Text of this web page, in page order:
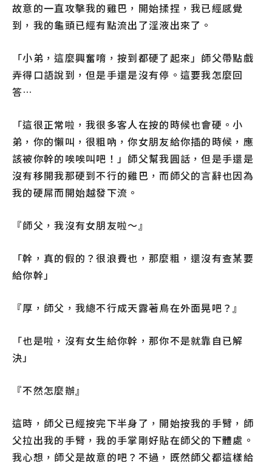
故意的一直攻擊我的雞巴，開始揉捏，我已經感覺
到，我的龜頭已經有點流出了淫液出來了。
「小弟，這麼興奮唷，按到都硬了起來」師父帶點戲
弄得口語說到，但是手還是沒有停。這要我怎麼回
答…
「這很正常啦，我很多客人在按的時候也會硬。小
弟，你的懶叫，很粗吶，你女朋友給你插的時候，應
該被你幹的唉唉叫吧！」師父幫我圓話，但是手還是
沒有移開我那硬到不行的雞巴，而師父的言辭也因為
我的硬屌而開始越發下流。
『師父，我沒有女朋友啦～』
「幹，真的假的？很浪費也，那麼粗，還沒有查某要
給你幹」
『厚，師父，我總不行成天露著鳥在外面晃吧？』
「也是啦，沒有女生給你幹，那你不是就靠自已解
決」
『不然怎麼辦』
這時，師父已經按完下半身了，開始按我的手臂，師
父拉出我的手臂，我的手掌剛好貼在師父的下體處。
我心想，師父是故意的吧？不過，既然師父都這樣給